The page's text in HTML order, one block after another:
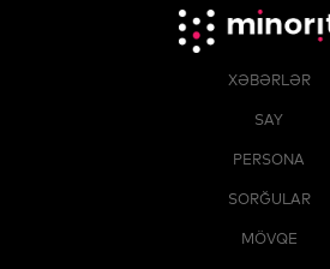
XƏBƏRLƏR
SAY
PERSONA
SORĞULAR
MÖVQE